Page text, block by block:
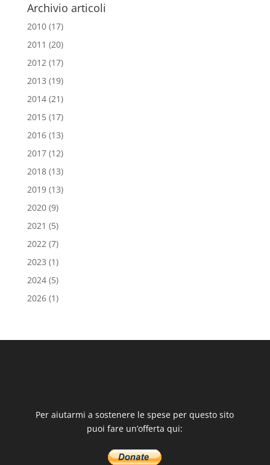
k
Archivio articoli
2010(17)
2011 (20)
2012(17)
2013 (19)
2014(21)
2015(17)
2016(13)
2017(12)
2018(13)
2019(13)
2020(9)
2021 (5)
2022(7)
2023 (1)
2024(5)
2026(1)
Per aiutarmi a sostenere le spese per questo sito
puoi fare un’offerta qui: